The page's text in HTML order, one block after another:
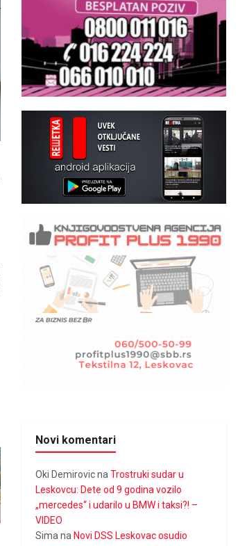
Novi komentari
Oki DemirovicnaTrostruki sudar u
Leskovcu: Dete od 9 godina vozilo
„mercedes“ i udarilo u BMW i taksi?! –
VIDEO
Sima na Novi DSS Leskovac osudio